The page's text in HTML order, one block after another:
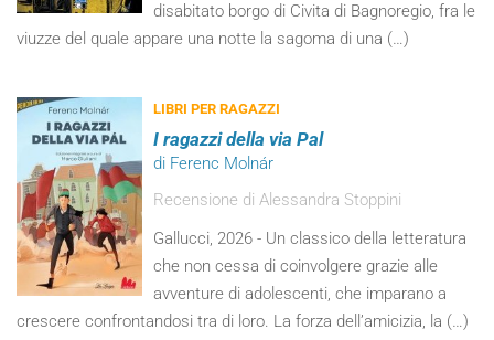
disabitato borgo di Civita di Bagnoregio, fra le
viuzze del quale appare una notte la sagoma di una (…)
LIBRI PER RAGAZZI
I ragazzi della via Pal
di Ferenc Molnár
Recensione di Alessandra Stoppini
Gallucci, 2026 - Un classico della letteratura
che non cessa di coinvolgere grazie alle
avventure di adolescenti, che imparano a
crescere confrontandosi tra di loro. La forza dell’amicizia, la (…)